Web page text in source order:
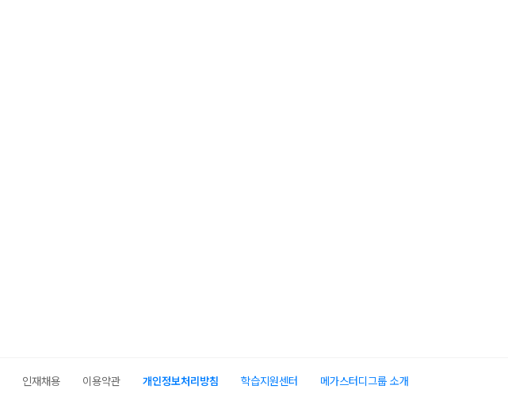
인재채용 이용약관 개인정보처리방침 학습지원센터 메가스터디그룹 소개